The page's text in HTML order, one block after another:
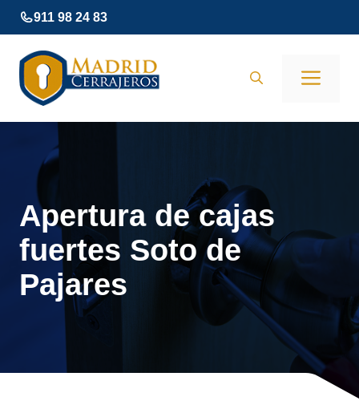
Saltar
al
contenido
911 98 24 83
Apertura de cajas
fuertes Soto de
Pajares